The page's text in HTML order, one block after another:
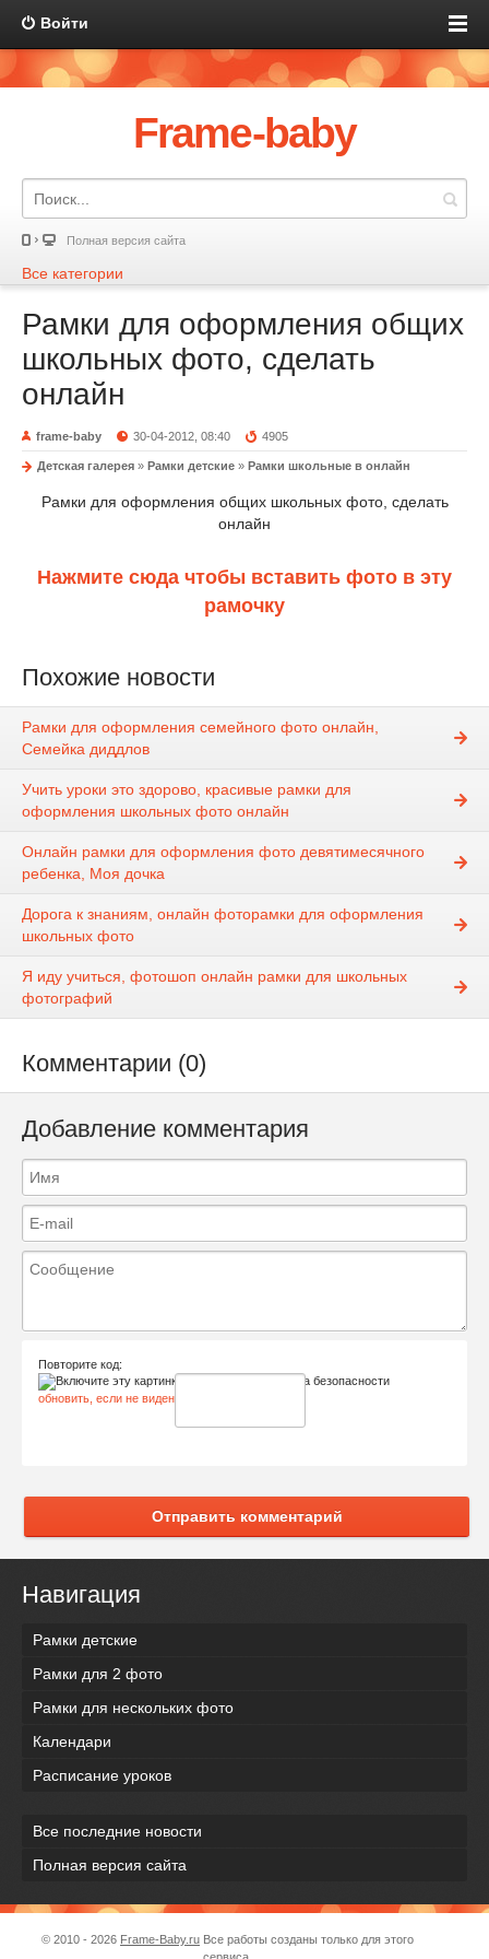
Войти
Frame-baby
Полная версия сайта
Все категории
Рамки для оформления общих
школьных фото, сделать
онлайн
frame-baby 30-04-2012, 08:40 4905
Детская галерея » Рамки детские » Рамки школьные в онлайн
Рамки для оформления общих школьных фото, сделать
онлайн
Нажмите сюда чтобы вставить фото в эту
рамочку
Похожие новости
Рамки для оформления семейного фото онлайн,
Семейка диддлов
Учить уроки это здорово, красивые рамки для
оформления школьных фото онлайн
Онлайн рамки для оформления фото девятимесячного
ребенка, Моя дочка
Дорога к знаниям, онлайн фоторамки для оформления
школьных фото
Я иду учиться, фотошоп онлайн рамки для школьных
фотографий
Комментарии (0)
Добавление комментария
Повторите код:
обновить, если не виден код
Отправить комментарий
Навигация
Рамки детские
Рамки для 2 фото
Рамки для нескольких фото
Календари
Расписание уроков
Все последние новости
Полная версия сайта
© 2010 - 2026 Frame-Baby.ru Все работы созданы только для этого